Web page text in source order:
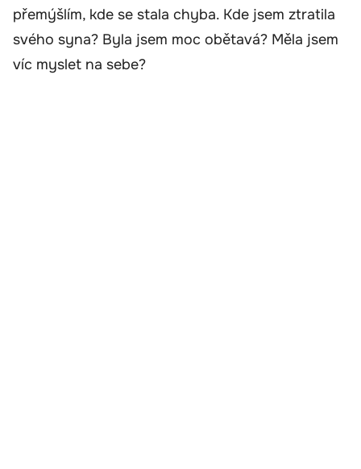
přemýšlím, kde se stala chyba. Kde jsem ztratila
svého syna? Byla jsem moc obětavá? Měla jsem
víc myslet na sebe?